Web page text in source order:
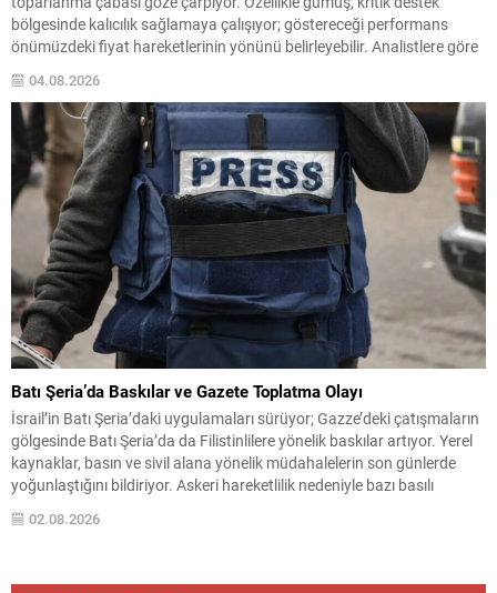
bölgesinde kalıcılık sağlamaya çalışıyor; göstereceği performans
önümüzdeki fiyat hareketlerinin yönünü belirleyebilir. Analistlere göre
bekliyor; gelecek makro veriler veya jeopolitik gelişmeler sert
hareketlere neden olabilir. Gümüşte İzlenen...
04.08.2026
Batı Şeria’da Baskılar ve Gazete Toplatma Olayı
İsrail’in Batı Şeria’daki uygulamaları sürüyor; Gazze’deki çatışmaların
gölgesinde Batı Şeria’da da Filistinlilere yönelik baskılar artıyor. Yerel
kaynaklar, basın ve sivil alana yönelik müdahalelerin son günlerde
yoğunlaştığını bildiriyor. Askeri hareketlilik nedeniyle bazı basılı
yayınların dağıtımı engellenirken, sivil yaralanmalar ve altyapıya
yönelik müdahaleler bölgedeki gerilimi tırmandırıyor. Gazetenin
02.08.2026